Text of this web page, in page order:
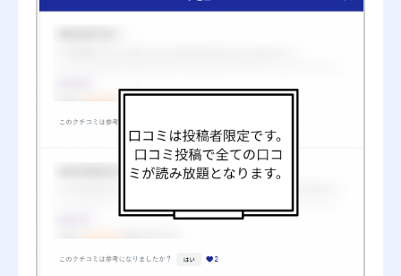
司法試験への有用性
